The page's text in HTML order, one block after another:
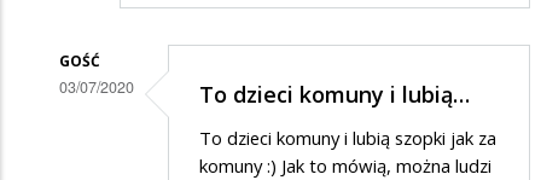
GOŚĆ
03/07/2020 To dzieci komuny i lubią…
To dzieci komuny i lubią szopki jak za
komuny :) Jak to mówią, można ludzi